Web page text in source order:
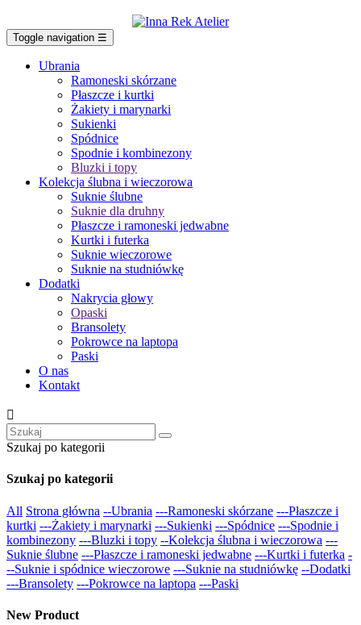
Toggle navigation ☰
Ubrania
Ramoneski skórzane
Płaszcze i kurtki
Żakiety i marynarki
Sukienki
Spódnice
Spodnie i kombinezony
Bluzki i topy
Kolekcja ślubna i wieczorowa
Suknie ślubne
Suknie dla druhny
Płaszcze i ramoneski jedwabne
Kurtki i futerka
Suknie wieczorowe
Suknie na studniówkę
Dodatki
Nakrycia głowy
Opaski
Bransolety
Pokrowce na laptopa
Paski
O nas
Kontakt

Szukaj po kategorii
Szukaj po kategorii
All Strona główna --Ubrania ---Ramoneski skórzane ---Płaszcze i
kurtki ---Żakiety i marynarki ---Sukienki ---Spódnice ---Spodnie i
kombinezony ---Bluzki i topy --Kolekcja ślubna i wieczorowa ---
Suknie ślubne ---Płaszcze i ramoneski jedwabne ---Kurtki i futerka -
--Suknie i spódnice wieczorowe ---Suknie na studniówkę --Dodatki
---Bransolety ---Pokrowce na laptopa ---Paski
New Product